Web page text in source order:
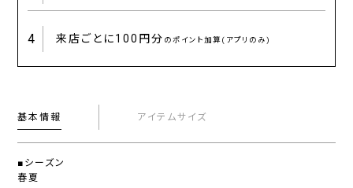
4 来店ごとに100円分 のポイント加算(アプリのみ)
基本情報 アイテムサイズ
■シーズン
春夏